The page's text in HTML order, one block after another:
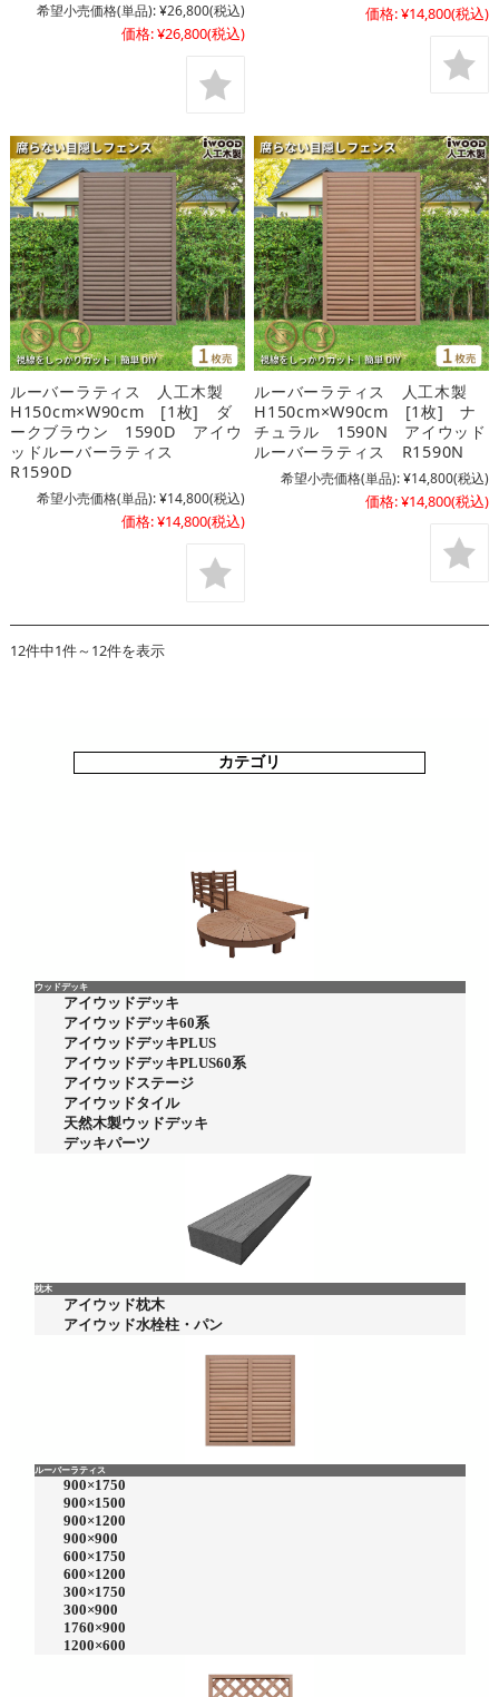
希望小売価格(単品):¥26,800(税込)
価格:¥26,800(税込)
価格:¥14,800(税込)
ルーバーラティス 人工木製
H150cm×W90cm [1枚] ダ
ークブラウン 1590D アイウ
ッドルーバーラティス
R1590D
希望小売価格(単品):¥14,800(税込)
価格:¥14,800(税込)
ルーバーラティス 人工木製
H150cm×W90cm [1枚] ナ
チュラル 1590N アイウッド
ルーバーラティス R1590N
希望小売価格(単品):¥14,800(税込)
価格:¥14,800(税込)
12件中1件～12件を表示